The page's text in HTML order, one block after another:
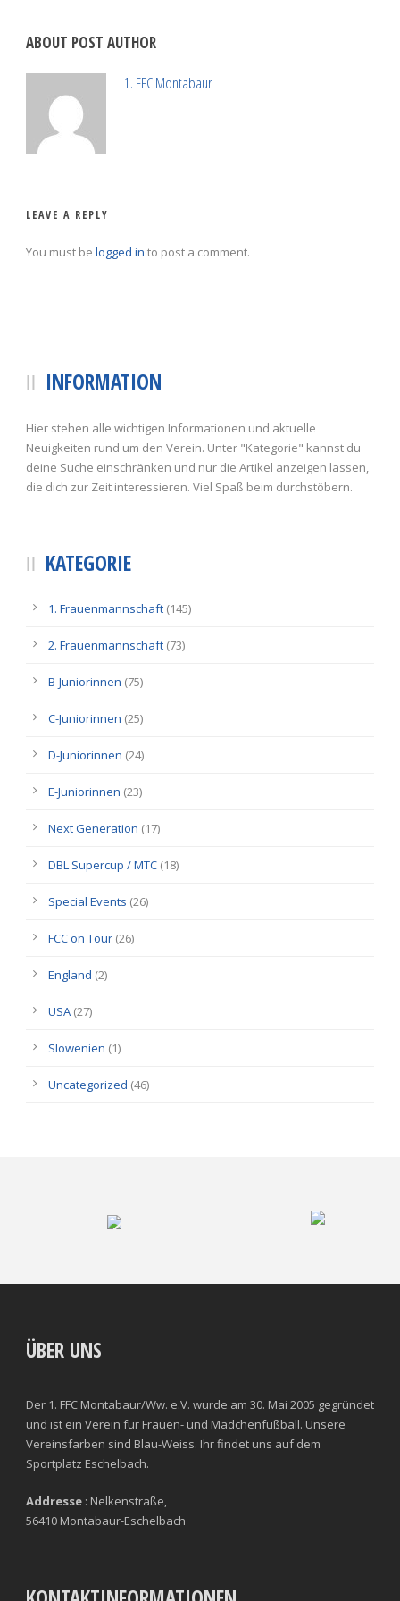
ABOUT POST AUTHOR
1. FFC Montabaur
LEAVE A REPLY
You must be logged in to post a comment.
INFORMATION
Hier stehen alle wichtigen Informationen und aktuelle
Neuigkeiten rund um den Verein. Unter "Kategorie" kannst du
deine Suche einschränken und nur die Artikel anzeigen lassen,
die dich zur Zeit interessieren. Viel Spaß beim durchstöbern.
KATEGORIE
1. Frauenmannschaft (145)
2. Frauenmannschaft (73)
B-Juniorinnen (75)
C-Juniorinnen (25)
D-Juniorinnen (24)
E-Juniorinnen (23)
Next Generation (17)
DBL Supercup / MTC (18)
Special Events (26)
FCC on Tour (26)
England (2)
USA (27)
Slowenien (1)
Uncategorized (46)
ÜBER UNS
Der 1. FFC Montabaur/Ww. e.V. wurde am 30. Mai 2005 gegründet
und ist ein Verein für Frauen- und Mädchenfußball. Unsere
Vereinsfarben sind Blau-Weiss. Ihr findet uns auf dem
Sportplatz Eschelbach.
Addresse : Nelkenstraße,
56410 Montabaur-Eschelbach